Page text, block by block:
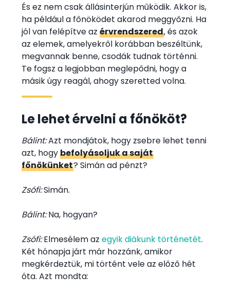
És ez nem csak állásinterjún működik. Akkor is,
ha például a főnöködet akarod meggyőzni. Ha
jól van felépítve az érvrendszered, és azok
az elemek, amelyekről korábban beszéltünk,
megvannak benne, csodák tudnak történni.
Te fogsz a legjobban meglepődni, hogy a
másik úgy reagál, ahogy szeretted volna.
Le lehet érvelni a főnököt?
Bálint:Azt mondjátok, hogy zsebre lehet tenni
azt, hogybefolyásoljuk a saját
főnökünket? Simán ad pénzt?
Zsófi:Simán.
Bálint:Na, hogyan?
Zsófi:Elmesélem az egyik diákunk történetét.
Két hónapja járt már hozzánk, amikor
megkérdeztük, mi történt vele az előző hét
óta. Azt mondta: